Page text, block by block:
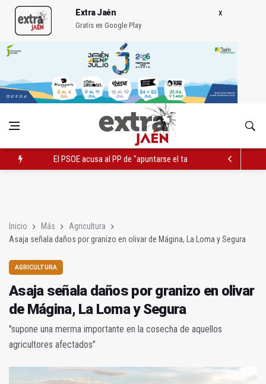
Extra Jaén
Gratis en Google Play
El PSOE acusa al PP de "apuntarse el tanto" de los datos de
Inicio Más
Agricultura
Asaja señala daños por granizo en olivar de Mágina, La Loma y Segura
AGRICULTURA
Asaja señala daños por granizo en olivar
de Mágina, La Loma y Segura
"supone una merma importante en la cosecha de aquellos
agricultores afectados"